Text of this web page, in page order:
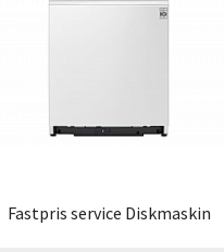
Fastpris service Diskmaskin